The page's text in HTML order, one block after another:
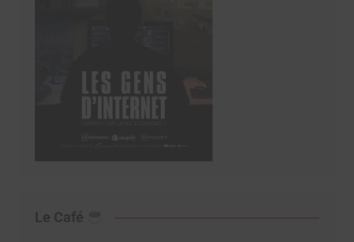
Le Café